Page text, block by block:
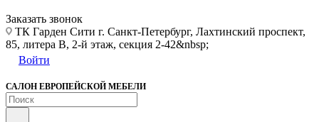
Заказать звонок
ТК Гарден Сити г. Санкт-Петербург, Лахтинский проспект,
85, литера В, 2-й этаж, секция 2-42&nbsp;
Войти
САЛОН ЕВРОПЕЙСКОЙ МЕБЕЛИ